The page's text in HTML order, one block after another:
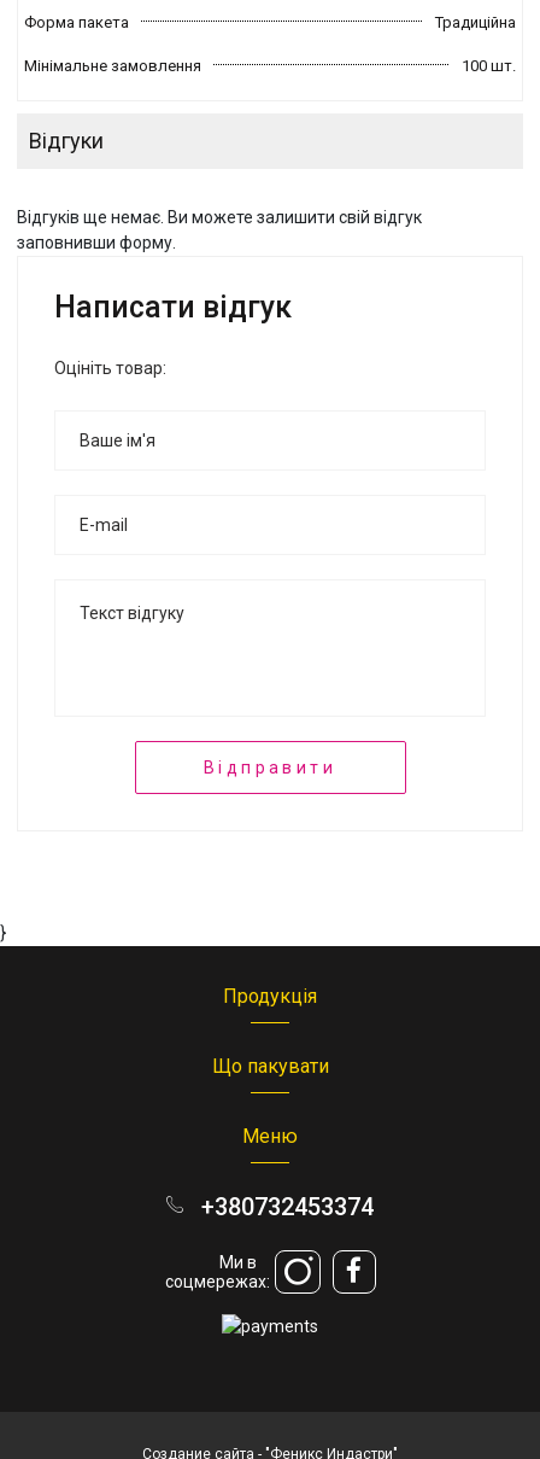
Форма пакета Традиційна
Мінімальне замовлення 100 шт.
Відгуки
Відгуків ще немає. Ви можете залишити свій відгук
заповнивши форму.
Написати відгук
Оцініть товар:
Відправити
}
Продукція
Що пакувати
Меню
+380732453374
Ми в
соцмережах:
Создание сайта - "Феникс Индастри"